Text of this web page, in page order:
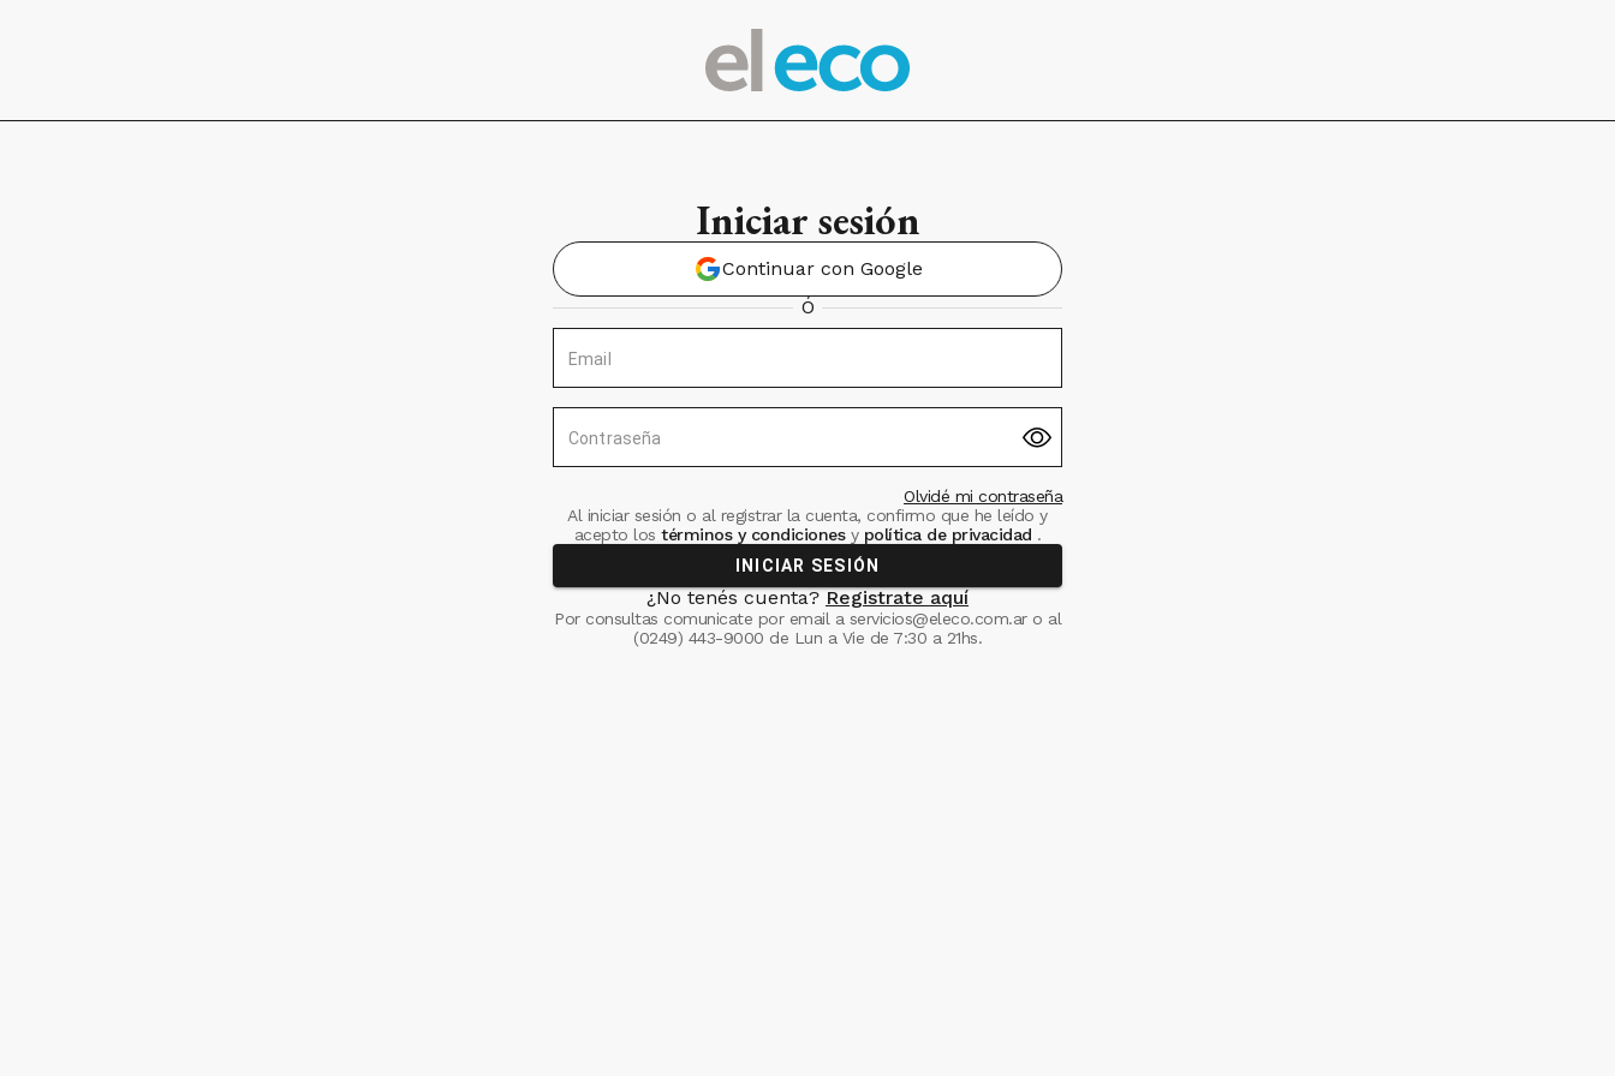
Iniciar sesión
Continuar con Google
Ó
Email
Contraseña
Olvidé mi contraseña
Al iniciar sesión o al registrar la cuenta, confirmo que he leído y
acepto los términos y condiciones ypolítica de privacidad .
INICIAR SESIÓN
¿No tenés cuenta? Registrate aquí
Por consultas comunicate por email a servicios@eleco.com.aro al
(0249) 443-9000 de Lun a Vie de 7:30 a 21hs.